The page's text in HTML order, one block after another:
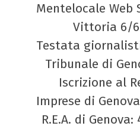
Mentelocale Web
Vittoria 6/6
Testata
Tribunale di
Iscrizione al
Imprese di
R.E.A. di